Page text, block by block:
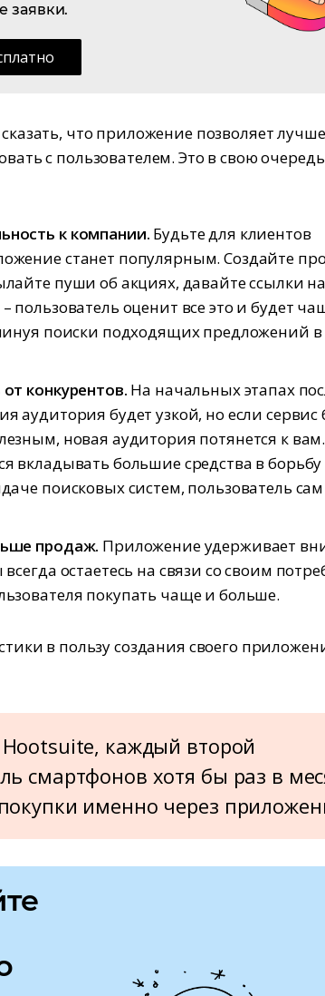
заявки.
что приложение позволяет
с пользователем. Это в свою очередь
к компании. Будьте для клиентов
станет популярным. Создайте
пуши об акциях, давайте ссылки
пользователь оценит все это и будет
поиски подходящих предложений в
конкурентов. На начальных этапах
аудитория будет узкой, но если сервис
новая аудитория потянется к вам.
вкладывать большие средства в борьбу
поисковых систем, пользователь
продаж. Приложение удерживает
остаетесь на связи со своим
покупать чаще и больше.
в пользу создания своего
каждый второй
смартфонов хотя бы раз в
именно через